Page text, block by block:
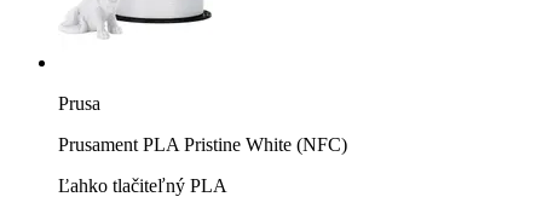
Prusa
Prusament PLA Pristine White (NFC)
Ľahko tlačiteľný PLA